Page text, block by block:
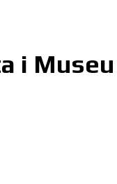
i Museu